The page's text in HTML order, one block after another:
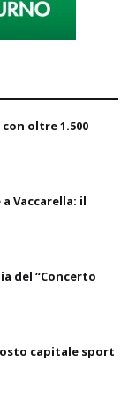
oltre 1.500
a Vaccarella: il
del “Concerto
capitale sport